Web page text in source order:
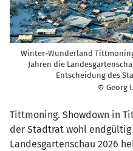
Winter-Wunderland
Jahren die
Entscheidung des
© Georg
Tittmoning. Showdown in
der Stadtrat wohl
Landesgartenschau 2026